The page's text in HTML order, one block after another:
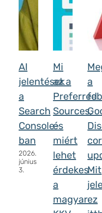
AI
jelentések
a
Search
Console-
ban
2026.
június
3.
Mi
az a
Preferred
Sources,
és
miért
lehet
érdekes
a
magyar
a
Mit
ez